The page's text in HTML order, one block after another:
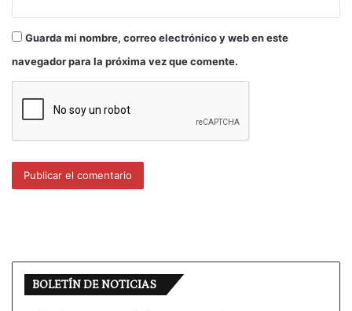
Guarda mi nombre, correo electrónico y web en este
navegador para la próxima vez que comente.
BOLETÍN DE NOTICIAS